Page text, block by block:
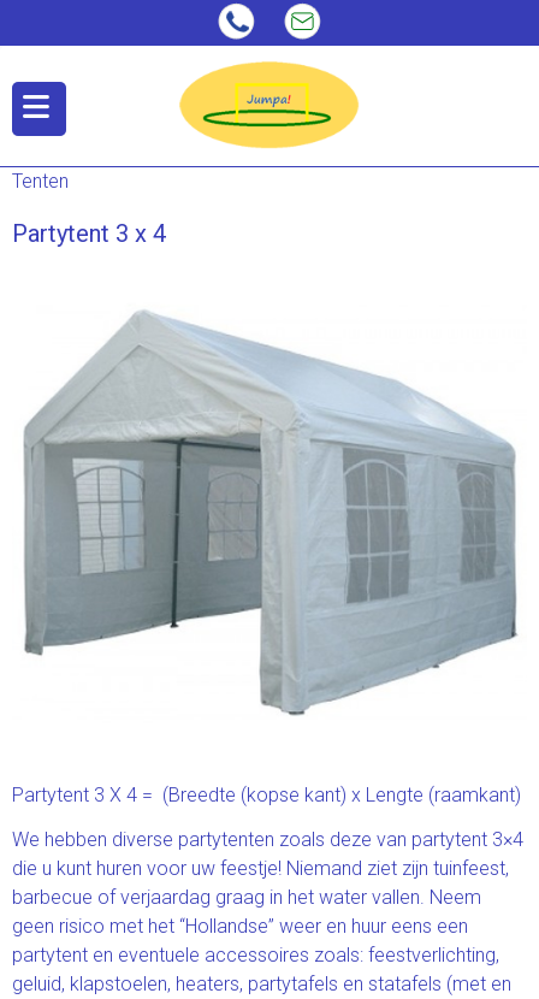
Tenten
Partytent 3 x 4
Partytent 3 X 4 = (Breedte (kopse kant) x Lengte (raamkant)
We hebben diverse partytenten zoals deze van partytent 3×4
die u kunt huren voor uw feestje! Niemand ziet zijn tuinfeest,
barbecue of verjaardag graag in het water vallen. Neem
geen risico met het “Hollandse” weer en huur eens een
partytent en eventuele accessoires zoals: feestverlichting,
geluid, klapstoelen, heaters, partytafels en statafels (met en